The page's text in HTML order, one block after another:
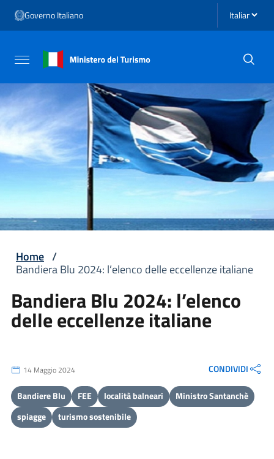
Vai al menu di navigazione
Vai al footer
Governo Italiano Seleziona
Attiva / disattiva la navigazione
Home /
Bandiera Blu 2024: l’elenco delle eccellenze italiane
Bandiera Blu 2024: l’elenco
delle eccellenze italiane
14 Maggio 2024 CONDIVIDI
Bandiere Blu FEE località balneari
Ministro Santanchè
spiagge
turismo sostenibile